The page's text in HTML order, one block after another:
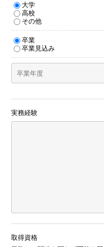
大学
高校
その他
卒業
卒業見込み
実務経験
取得資格